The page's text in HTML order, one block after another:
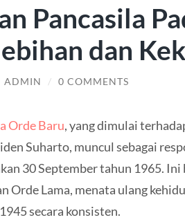
Pancasila
dan
ADMIN / 0 COMMENTS
Orde Baru, yang dimulai
Suharto, muncul sebagai
30 September tahun 1965.
Orde Lama, menata ulang
secara konsisten.